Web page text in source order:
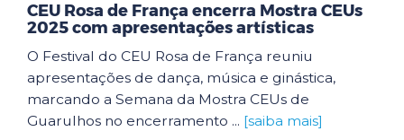
CEU Rosa de França encerra Mostra CEUs
2025 com apresentações artísticas
O Festival do CEU Rosa de França reuniu
apresentações de dança, música e ginástica,
marcando a Semana da Mostra CEUs de
Guarulhos no encerramento ... [saiba mais]